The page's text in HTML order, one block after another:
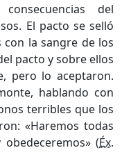
del
El pacto se selló
con la sangre de los
pacto y sobre ellos
pero lo aceptaron.
hablando con
terribles que los
«Haremos todas
(Éx.